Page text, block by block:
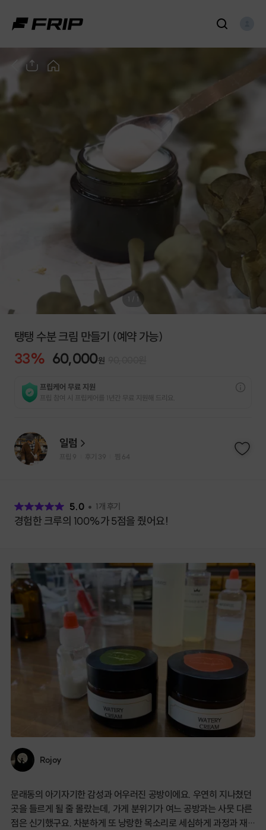
1
탱탱 수분 크림 만들기 (예약 가능)
33% 60,000원
프립케어 무료 지원
프립 참여 시 프립케어를 1년간 무료 지원해 드리요.
일럼
프립 9 후기 39 찜 64
5.0 1개 후기
경험한 크루의 100%가 5점을 줬어요!
Rojoy
문래동의 아기자기한 감성과 어우러진 공방이에요. 우연히 지나쳤던
곳을 들르게 될 줄 몰랐는데, 가게 분위기가 여느 공방과는 사뭇 다른
점은 신기했구요. 차분하게 또 낭랑한 목소리로 세심하게 과정과 재